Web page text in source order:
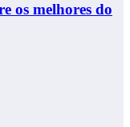
os melhores do